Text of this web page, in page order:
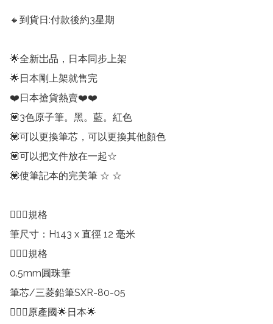
🔸到貨日:付款後約3星期
🌟全新岀品，日本同步上架
🌟日本剛上架就售完
❤️日本搶貨熱賣❤️❤️
💟3色原子筆。黑。藍。紅色
💟可以更換筆芯，可以更換其他顏色
💟可以把文件放在一起☆
💟使筆記本的完美筆 ☆ ☆
💁🏻‍♀️規格
筆尺寸：H143 x 直徑 12 毫米
💁🏻‍♀️規格
0.5mm圓珠筆
筆芯/三菱鉛筆SXR-80-05
💁🏻‍♀️原產國🌟日本🌟